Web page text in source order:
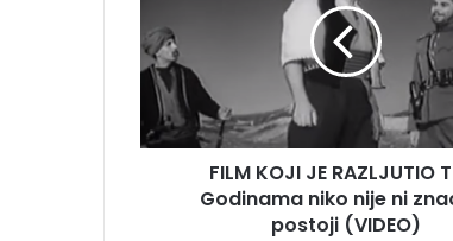
TITA
Godinama
niko
nije
ni
FILM KOJI JE RAZLJUTIO
Godinama niko nije ni
postoji (VIDEO)